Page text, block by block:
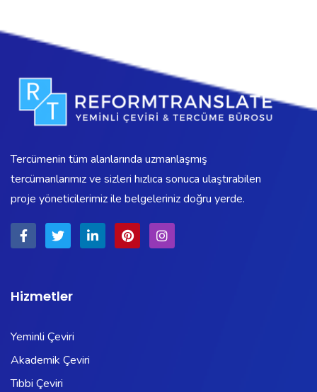
Tercümenin tüm alanlarında uzmanlaşmış
tercümanlarımız ve sizleri hızlıca sonuca ulaştırabilen
proje yöneticilerimiz ile belgeleriniz doğru yerde.
Hizmetler
Yeminli Çeviri
Akademik Çeviri
Tıbbi Çeviri